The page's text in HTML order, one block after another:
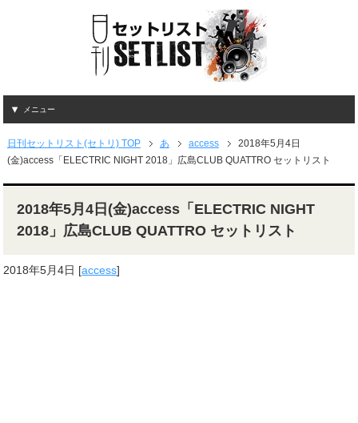
メニュー
日刊セットリスト(セトリ) TOP あ access
2018年5月4日
(金)access「ELECTRIC NIGHT 2018」広島CLUB QUATTRO セットリスト
2018年5月4日(金)access「ELECTRIC NIGHT
2018」広島CLUB QUATTRO セットリスト
2018年5月4日 [access]